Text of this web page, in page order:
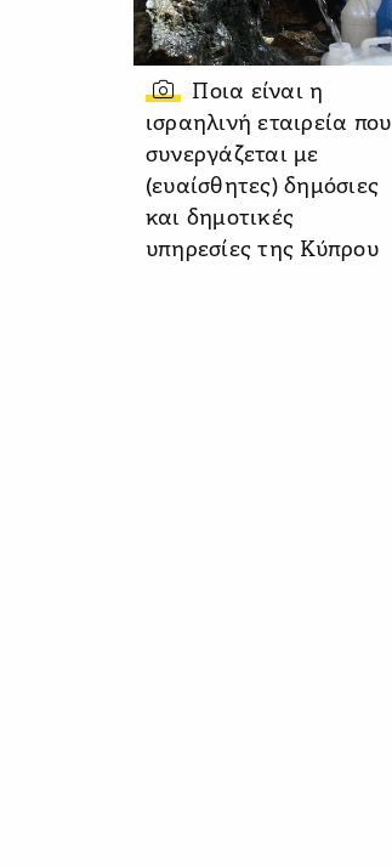
Ποια είναι η
ισραηλινή εταιρεία που
συνεργάζεται με
(ευαίσθητες) δημόσιες
και δημοτικές
υπηρεσίες της Κύπρου